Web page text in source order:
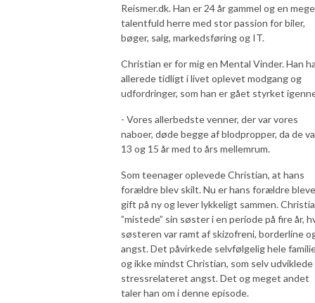
Reismer.dk. Han er 24 år gammel og en
talentfuld herre med stor passion for biler,
bøger, salg, markedsføring og IT.
Christian er for mig en Mental Vinder. Han
allerede tidligt i livet oplevet modgang og
udfordringer, som han er gået styrket
- Vores allerbedste venner, der var vores
naboer, døde begge af blodpropper, da de
13 og 15 år med to års mellemrum.
Som teenager oplevede Christian, at hans
forældre blev skilt. Nu er hans forældre
gift på ny og lever lykkeligt sammen.
”mistede” sin søster i en periode på fire år,
søsteren var ramt af skizofreni, borderline
angst. Det påvirkede selvfølgelig hele
og ikke mindst Christian, som selv udviklede
stressrelateret angst. Det og meget andet
taler han om i denne episode.